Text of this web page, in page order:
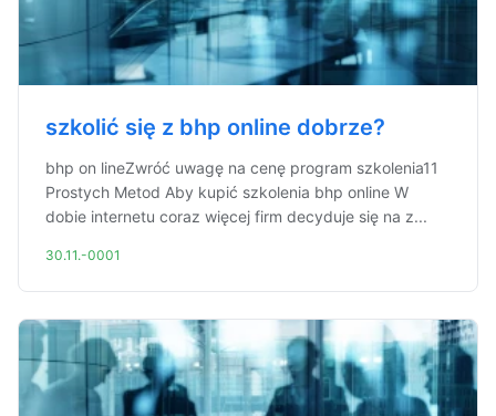
szkolić się z bhp online dobrze?
bhp on lineZwróć uwagę na cenę program szkolenia11
Prostych Metod Aby kupić szkolenia bhp online W
dobie internetu coraz więcej firm decyduje się na z...
30.11.-0001